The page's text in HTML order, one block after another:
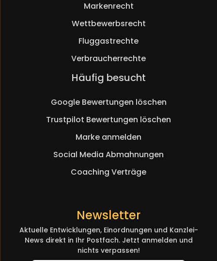
Markenrecht
Wettbewerbsrecht
Fluggastrechte
Verbraucherrechte
Häufig besucht
Google Bewertungen löschen
Trustpilot Bewertungen löschen
Marke anmelden
Social Media Abmahnungen
Coaching Verträge
Newsletter
Aktuelle Entwicklungen, Einordnungen und Kanzlei-
News direkt in Ihr Postfach. Jetzt anmelden und
nichts verpassen!